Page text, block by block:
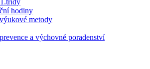
hodiny
metody
a výchovné poradenství